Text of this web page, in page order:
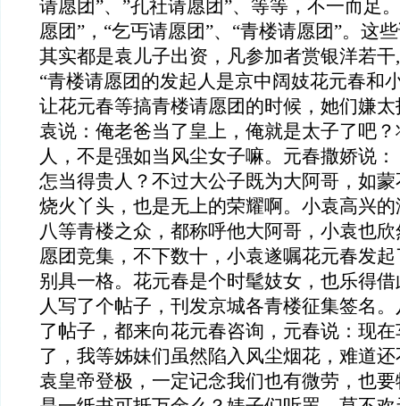
请愿团”、”孔社请愿团”、等等，不一而足
愿团”，“乞丐请愿团”、“青楼请愿团”。这
其实都是袁儿子出资，凡参加者赏银洋若
“青楼请愿团的发起人是京中阔妓花元春和
让花元春等搞青楼请愿团的时候，她们嫌
袁说：俺老爸当了皇上，俺就是太子了吧
人，不是强如当风尘女子嘛。元春撒娇说
怎当得贵人？不过大公子既为大阿哥，如
烧火丫头，也是无上的荣耀啊。小袁高兴
八等青楼之众，都称呼他大阿哥，小袁也
愿团竞集，不下数十，小袁遂嘱花元春发
别具一格。花元春是个时髦妓女，也乐得
人写了个帖子，刊发京城各青楼征集签名
了帖子，都来向花元春咨询，元春说：现
了，我等姊妹们虽然陷入风尘烟花，难道
袁皇帝登极，一定记念我们也有微劳，也